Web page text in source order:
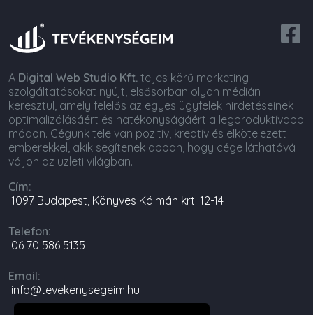
A Digital Web Studio Kft. teljes körű marketing
szolgáltatásokat nyújt, elsősorban olyan médián
keresztül, amely felelős az egyes ügyfelek hirdetéseinek
optimalizálásáért és hatékonyságáért a legproduktívabb
módon. Cégünk tele van pozitív, kreatív és elkötelezett
emberekkel, akik segítenek abban, hogy cége láthatóvá
váljon az üzleti világban.
Cím:
1097 Budapest, Könyves Kálmán krt. 12-14
Telefon:
06 70 586 5135
Email:
info@tevekenysegeim.hu